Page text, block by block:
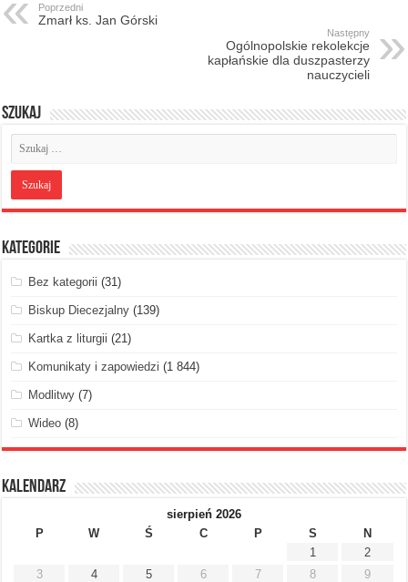
Poprzedni
Zmarł ks. Jan Górski
Następny
Ogólnopolskie rekolekcje
kapłańskie dla duszpasterzy
nauczycieli
Szukaj
Kategorie
Bez kategorii (31)
Biskup Diecezjalny (139)
Kartka z liturgii (21)
Komunikaty i zapowiedzi (1 844)
Modlitwy (7)
Wideo (8)
Kalendarz
sierpień 2026
P
W Ś C P S
N
1
2
3
4 5 6 7 8
9